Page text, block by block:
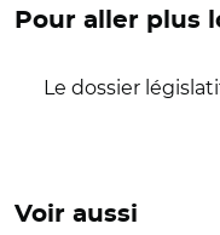
Pour aller plus
Le dossier
Voir aussi